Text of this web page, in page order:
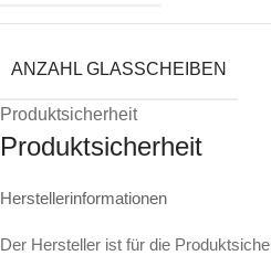
ANZAHL GLASSCHEIBEN
Produktsicherheit
Produktsicherheit
Herstellerinformationen
Der Hersteller ist für die